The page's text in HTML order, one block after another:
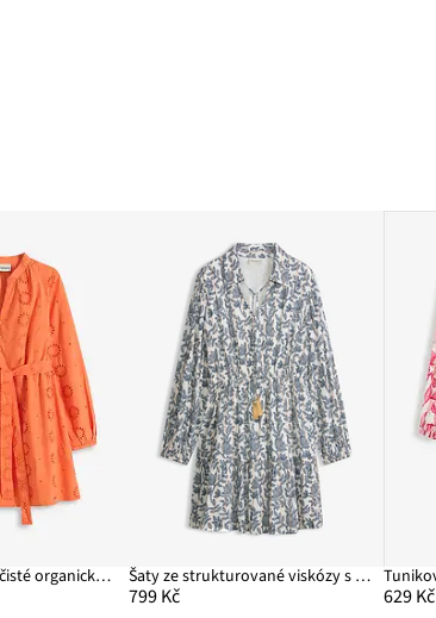
Halenkové šaty z čisté organické bavlny Šaty ze strukturované viskózy s třpytivým efektem
799 Kč 629 Kč